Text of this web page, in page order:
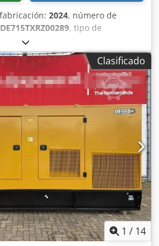
2024, número de
, tipo de
de motores:
Peso en vacío: 4.832 kg
kVA Dimensiones del
499 x 187 x 229 cm Marcado CE:
agua: 910 l País de fabricación:
con el equipo de DPX para más
y accesorios = - Batería
Panel de control - Techo de acero
Clasificado
1 / 14